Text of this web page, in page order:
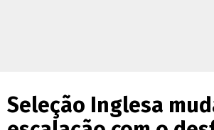
Seleção Inglesa